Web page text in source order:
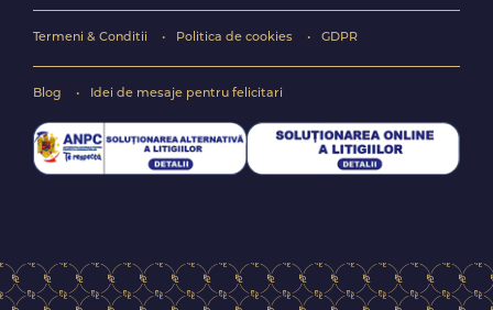
Termeni & Conditii Politica de cookies GDPR
Blog Idei de mesaje pentru felicitari